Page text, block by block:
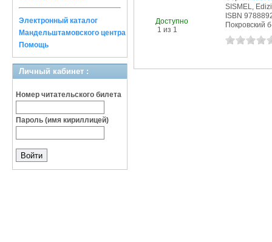
Электронный каталог
Мандельштамовского центра
Помощь
Личный кабинет :
Номер читательского билета
Пароль (имя кириллицей)
Доступно
1 из 1
SISMEL,
ISBN
Покровский